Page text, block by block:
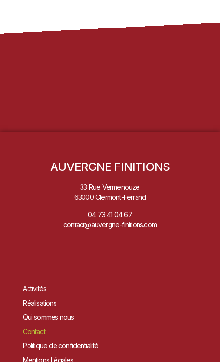
AUVERGNE FINITIONS
33 Rue Vermenouze
63000 Clermont-Ferrand
04 73 41 04 67
contact@auvergne-finitions.com
Activités
Réalisations
Qui sommes nous
Contact
Politique de confidentialité
Mentions Légales